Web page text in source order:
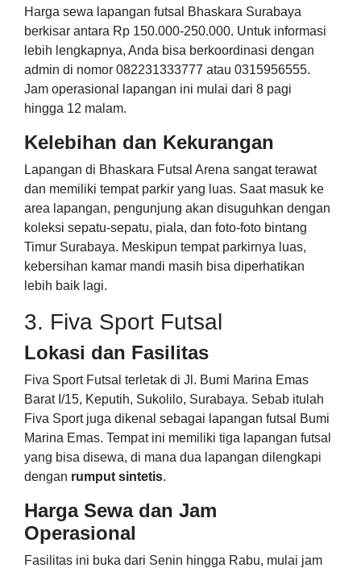
Harga sewa lapangan futsal Bhaskara Surabaya
berkisar antara Rp 150.000-250.000. Untuk informasi
lebih lengkapnya, Anda bisa berkoordinasi dengan
admin di nomor 082231333777 atau 0315956555.
Jam operasional lapangan ini mulai dari 8 pagi
hingga 12 malam.
Kelebihan dan Kekurangan
Lapangan di Bhaskara Futsal Arena sangat terawat
dan memiliki tempat parkir yang luas. Saat masuk ke
area lapangan, pengunjung akan disuguhkan dengan
koleksi sepatu-sepatu, piala, dan foto-foto bintang
Timur Surabaya. Meskipun tempat parkirnya luas,
kebersihan kamar mandi masih bisa diperhatikan
lebih baik lagi.
3. Fiva Sport Futsal
Lokasi dan Fasilitas
Fiva Sport Futsal terletak di Jl. Bumi Marina Emas
Barat I/15, Keputih, Sukolilo, Surabaya. Sebab itulah
Fiva Sport juga dikenal sebagai lapangan futsal Bumi
Marina Emas. Tempat ini memiliki tiga lapangan futsal
yang bisa disewa, di mana dua lapangan dilengkapi
dengan rumput sintetis.
Harga Sewa dan Jam
Operasional
Fasilitas ini buka dari Senin hingga Rabu, mulai jam